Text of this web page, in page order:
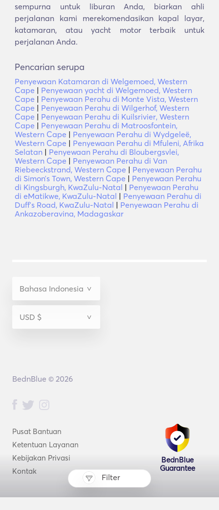
Filter
sempurna untuk liburan Anda, biarkan ahli
perjalanan kami merekomendasikan kapal layar,
katamaran, atau yacht motor terbaik untuk
perjalanan Anda.
Pencarian serupa
Penyewaan Katamaran di Welgemoed, Western
Cape | Penyewaan yacht di Welgemoed, Western
Cape | Penyewaan Perahu di Monte Vista, Western
Cape | Penyewaan Perahu di Wilgerhof, Western
Cape | Penyewaan Perahu di Kuilsrivier, Western
Cape | Penyewaan Perahu di Matroosfontein,
Western Cape | Penyewaan Perahu di Wydgeleë,
Western Cape | Penyewaan Perahu di Mfuleni, Afrika
Selatan | Penyewaan Perahu di Bloubergsvlei,
Western Cape | Penyewaan Perahu di Van
Riebeeckstrand, Western Cape | Penyewaan Perahu
di Simonʼs Town, Western Cape | Penyewaan Perahu
di Kingsburgh, KwaZulu-Natal | Penyewaan Perahu
di eMatikwe, KwaZulu-Natal | Penyewaan Perahu di
Duffʼs Road, KwaZulu-Natal | Penyewaan Perahu di
Ankazoberavina, Madagaskar
Pusat Bantuan
Ketentuan Layanan
Kebijakan Privasi
Kontak
BednBlue
Guarantee
BednBlue © 2026